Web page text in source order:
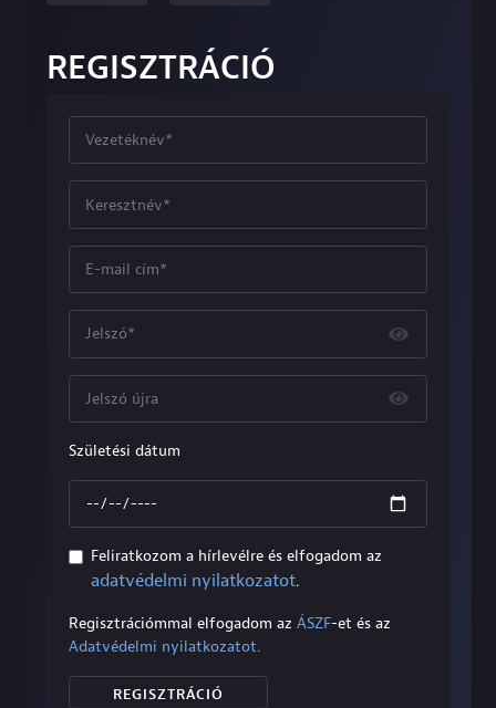
REGISZTRÁCIÓ
Születési dátum
Feliratkozom a hírlevélre és elfogadom az
adatvédelmi nyilatkozatot.
Regisztrációmmal elfogadom azÁSZF-et és az
Adatvédelmi nyilatkozatot.
REGISZTRÁCIÓ